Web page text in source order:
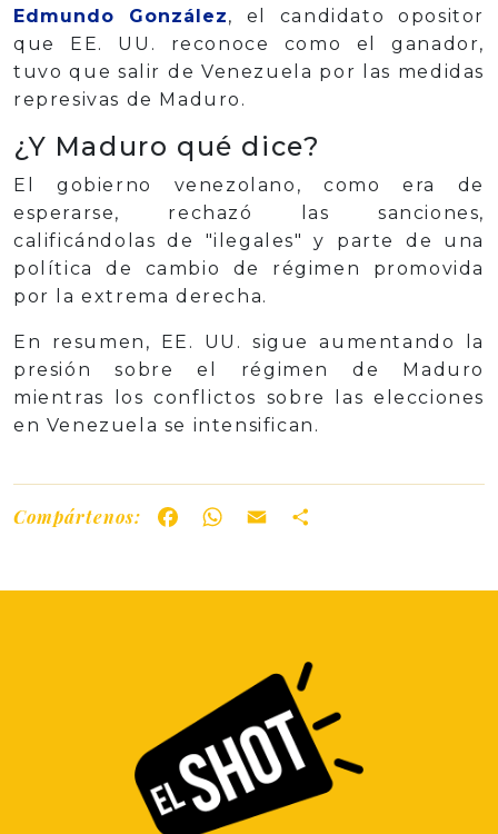
Edmundo González, el candidato opositor
que EE. UU. reconoce como el ganador,
tuvo que salir de Venezuela por las medidas
represivas de Maduro.
¿Y Maduro qué dice?
El gobierno venezolano, como era de
esperarse, rechazó las sanciones,
calificándolas de "ilegales" y parte de una
política de cambio de régimen promovida
por la extrema derecha.
En resumen, EE. UU. sigue aumentando la
presión sobre el régimen de Maduro
mientras los conflictos sobre las elecciones
en Venezuela se intensifican.
Compártenos: FacebookWhatsApp
Email